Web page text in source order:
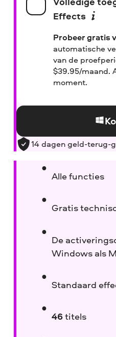
Effects
Probeer gratis
automatische
van de
$39.95/maand.
moment.
14 dagen geld-terug-
Alle functies
Gratis
De
Windows als
Standaard
46titels